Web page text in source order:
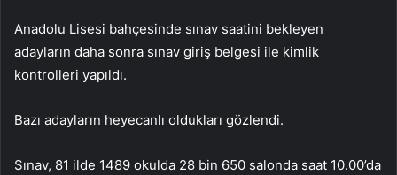
Anadolu Lisesi bahçesinde sınav saatini bekleyen
adayların daha sonra sınav giriş belgesi ile kimlik
kontrolleri yapıldı.
Bazı adayların heyecanlı oldukları gözlendi.
Sınav, 81 ilde 1489 okulda 28 bin 650 salonda saat 10.00’da